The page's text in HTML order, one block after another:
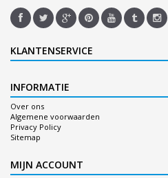
KLANTENSERVICE
INFORMATIE
Over ons
Algemene voorwaarden
Privacy Policy
Sitemap
MIJN ACCOUNT